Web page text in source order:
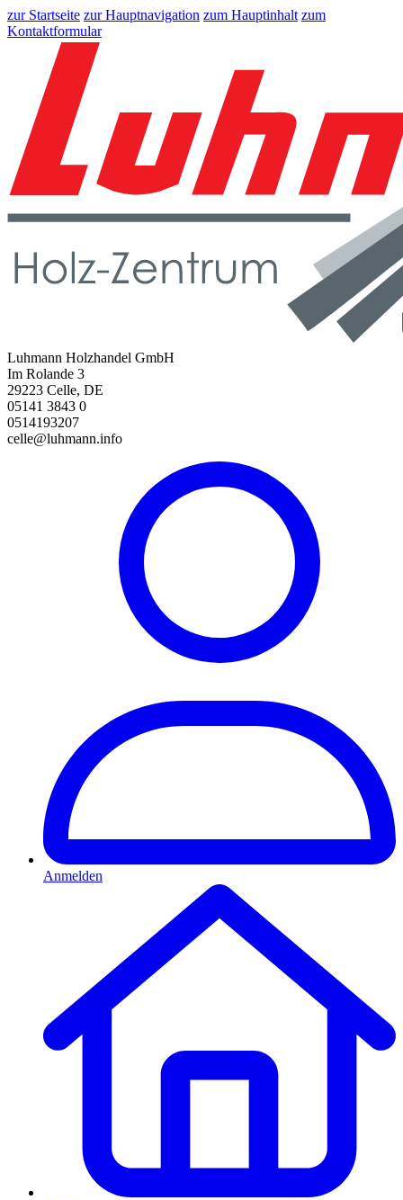
zur Startseite zur Hauptnavigation zum Hauptinhalt zum
Kontaktformular
Luhmann Holzhandel GmbH
Im Rolande 3
29223 Celle, DE
05141 3843 0
0514193207
celle@luhmann.info
Anmelden